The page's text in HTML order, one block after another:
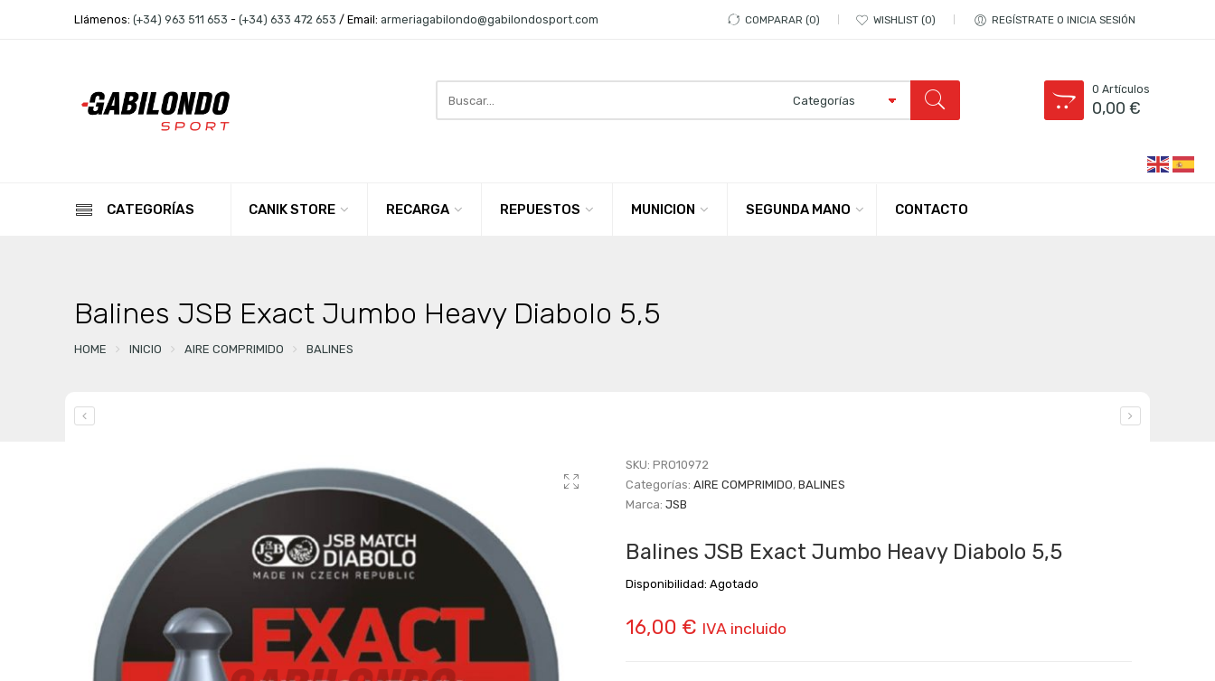
Llámenos: (+34) 963 511 653 - (+34) 633 472 653 / Email: armeriagabilondo@gabilondosport.com COMPARAR 0 WISHLIST 0 REGÍSTRATE O INICIA SESIÓN
here
0 Artículos
0,00€
CATEGORÍAS CANIK STORE RECARGA REPUESTOS MUNICION SEGUNDA MANO CONTACTO
Balines JSB Exact Jumbo Heavy Diabolo 5,5
HOME INICIO AIRE COMPRIMIDO BALINES
SKU: PRO10972
Categorías: AIRE COMPRIMIDO, BALINES
Marca: JSB
Balines JSB Exact Jumbo Heavy Diabolo 5,5
Disponibilidad: Agotado
16,00 € IVA incluido